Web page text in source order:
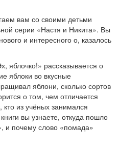
вам со своими детьми
серии «Настя и Никита». Вы
и интересного о, казалось
яблочко!» рассказывается о
яблоки во вкусные
яблони, сколько сортов
о том, чем отличается
из учёных занимался
вы узнаете, откуда пошло
и почему слово «помада»